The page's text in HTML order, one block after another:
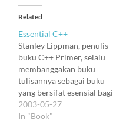
Related
Essential C++
Stanley Lippman, penulis
buku C++ Primer, selalu
membanggakan buku
tulisannya sebagai buku
yang bersifat esensial bagi
siapa pun yang mau mulai
belajar C++. Memang
2003-05-27
In "Book"